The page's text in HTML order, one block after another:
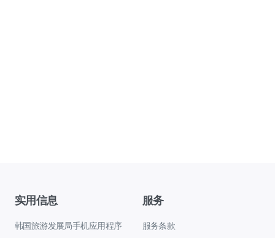
实用信息
韩国旅游发展局手机应用程序
服务
服务条款